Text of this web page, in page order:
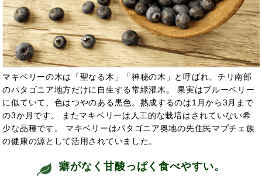
マキベリーの木は「聖なる木」「神秘の木」と呼ばれ、チリ南部
のパタゴニア地方だけに自生する常緑灌木。 果実はブルーベリー
に似ていて、色はつやのある黒色。熟成するのは1月から3月まで
の3か月です。 またマキベリーは人工的な栽培はされていない希
少な品種です。 マキベリーはパタゴニア奥地の先住民マプチェ族
の健康の源として活用されていました。
癖がなく甘酸っぱく食べやすい。